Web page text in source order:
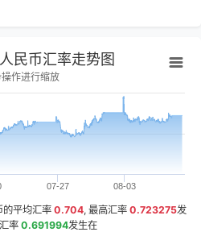
民币汇率走势图
作进行缩放
07-27 08-03
的平均汇率 0.704, 最高汇率 0.723275发
率 0.691994发生在